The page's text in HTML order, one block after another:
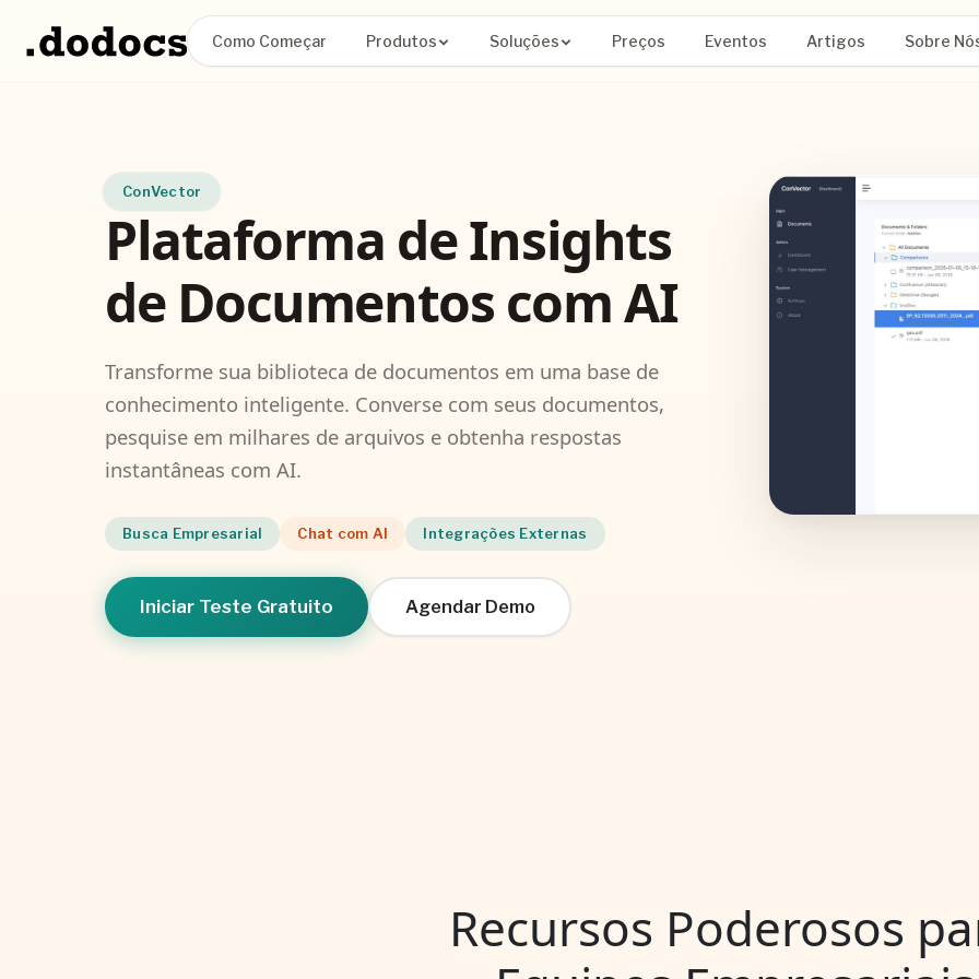
Como Começar Produtos Soluções Preços Eventos Artigos Sobre
ConVector
Plataforma de Insights
de Documentos com AI
Transforme sua biblioteca de documentos em uma base de
conhecimento inteligente. Converse com seus documentos,
pesquise em milhares de arquivos e obtenha respostas
instantâneas com AI.
Busca Empresarial Chat com AI Integrações Externas
Iniciar Teste Gratuito Agendar Demo
Recursos Poderosos